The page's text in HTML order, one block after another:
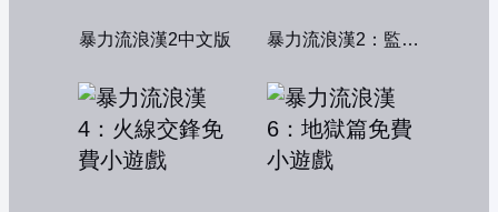
暴力流浪漢2中文版 暴力流浪漢2：監獄風雲